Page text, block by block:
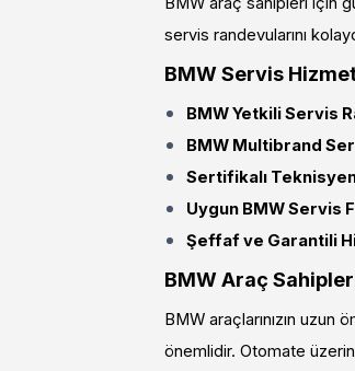
servis randevularını
BMW Servis
BMW Yetkili Servis
BMW Multibrand
Sertifikalı
Uygun BMW Servis
Şeffaf ve Garantili
BMW Araç
BMW araçlarınızın
önemlidir. Otomate